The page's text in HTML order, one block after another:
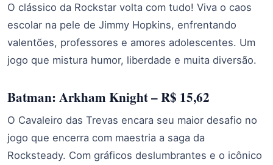
O clássico da Rockstar volta com tudo! Viva o caos
escolar na pele de Jimmy Hopkins, enfrentando
valentões, professores e amores adolescentes. Um
jogo que mistura humor, liberdade e muita diversão.
Batman: Arkham Knight – R$ 15,62
O Cavaleiro das Trevas encara seu maior desafio no
jogo que encerra com maestria a saga da
Rocksteady. Com gráficos deslumbrantes e o icônico